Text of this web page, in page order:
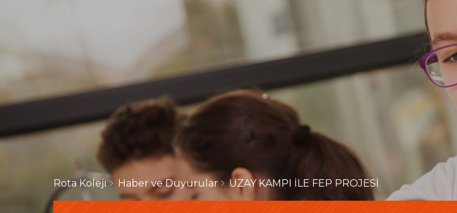
Rota Koleji Haber ve Duyurular UZAY KAMPI İLE FEP PROJESİ